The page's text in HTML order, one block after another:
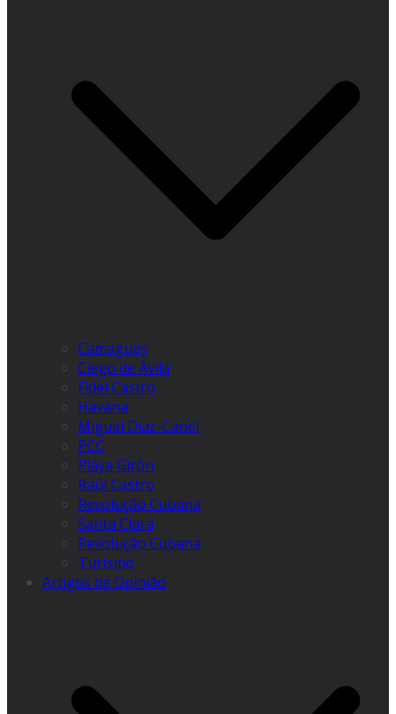
Camagüey
Ciego de Ávila
Fidel Castro
Havana
Miguel Díaz-Canel
PCC
Playa Girón
Raúl Castro
Revolução Cubana
Santa Clara
Revolução Cubana
Turismo
Artigos de Opinião